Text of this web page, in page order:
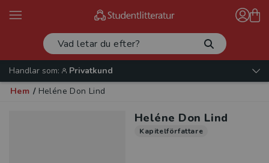
Handlar som:
Privatkund
Hem / Heléne Don Lind
Heléne Don Lind
Kapitelförfattare